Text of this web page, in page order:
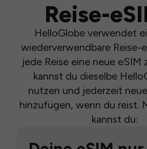
Reise-
HelloGlobe verwendet
wiederverwendbare Reise-
jede Reise eine neue eSIM
kannst du dieselbe
nutzen und jederzeit
hinzufügen, wenn du reist.
kannst du: